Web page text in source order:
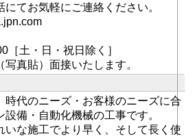
にてお気軽にご連絡ください。
土・日・祝日除く］
真貼）面接いたします。
時代のニーズ・お客様のニーズに合
備・自動化機械の工事です。
いな施工でより早く、そして長く使